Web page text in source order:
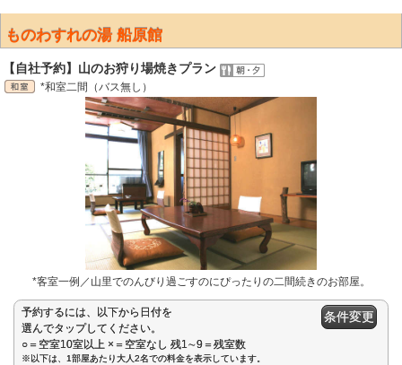
ものわすれの湯 船原館
【自社予約】山のお狩り場焼きプラン
*和室二間（バス無し）
*客室一例／山里でのんびり過ごすのにぴったりの二間続きのお部屋。
予約するには、以下から日付を
選んでタップしてください。
○＝空室10室以上 ×＝空室なし 残1∼9＝残室数
条件変更
※以下は、1部屋あたり大人2名での料金を表示しています。